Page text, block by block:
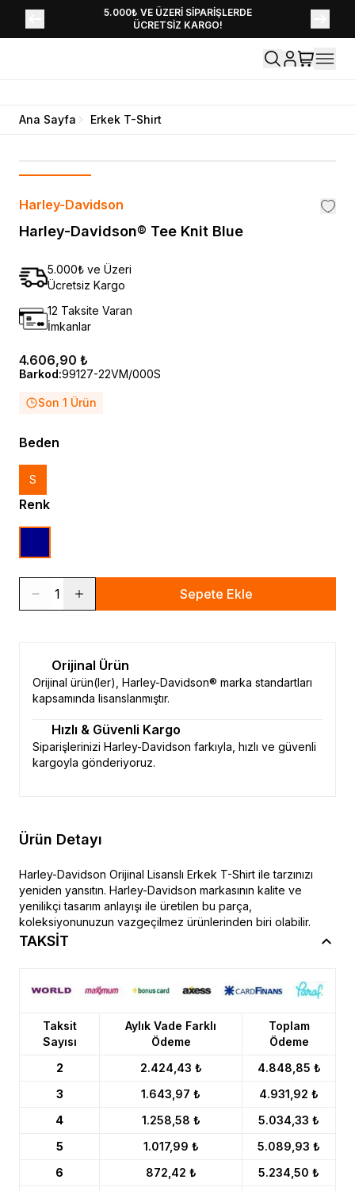
5.000₺ VE ÜZERİ SİPARİŞLERDE
ÜCRETSİZ KARGO!
YENİ SEZON KOLEKSİYONU EKLENDİ,
HEMEN KEŞFET!
Ana Sayfa Erkek T-Shirt
Harley-Davidson
Harley-Davidson® Tee Knit Blue
5.000₺ ve Üzeri
Ücretsiz Kargo
12 Taksite Varan
İmkanlar
4.606,90 ₺
Barkod:99127-22VM/000S
Son 1 Ürün
Beden
S
Renk
1 Sepete Ekle
Orijinal Ürün
Orijinal ürün(ler), Harley-Davidson® marka standartları
kapsamında lisanslanmıştır.
Hızlı & Güvenli Kargo
Siparişlerinizi Harley-Davidson farkıyla, hızlı ve güvenli
kargoyla gönderiyoruz.
Ürün Detayı
Harley-Davidson Orijinal Lisanslı Erkek T-Shirt ile tarzınızı
yeniden yansıtın. Harley-Davidson markasının kalite ve
yenilikçi tasarım anlayışı ile üretilen bu parça,
koleksiyonunuzun vazgeçilmez ürünlerinden biri olabilir.
TAKSİT
Taksit
Sayısı
Aylık Vade Farklı
Ödeme
Toplam
Ödeme
2
2.424,43 ₺
4.848,85 ₺
3
1.643,97 ₺
4.931,92 ₺
4
1.258,58 ₺
5.034,33 ₺
5
1.017,99 ₺
5.089,93 ₺
6
872,42 ₺
5.234,50 ₺